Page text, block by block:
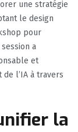
une stratégie
le design
pour
a
et
de l’IA à travers
la